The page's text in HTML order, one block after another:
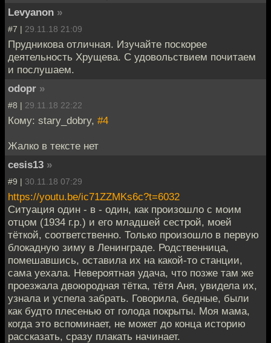
Levyanon »
#7 | 29.11.18 21:09
Прудникова отличная. Изучайте поскорее
деятельность Хрущева. С удовольствием почитаем
и послушаем.
odopr »
#8 | 29.11.18 22:22
Кому: stary_dobry, #4
Жалко в тексте нет
cesis13 »
#9 | 30.11.18 07:29
https://youtu.be/ic71ZZMKs6c?t=6032
Ситуация один - в - один, как произошло с моим
отцом (1934 г.р.) и его младшей сестрой, моей
тёткой, соответственно. Только произошло в первую
блокадную зиму в Ленинграде. Родственница,
помешавшись, оставила их на какой-то станции,
сама уехала. Невероятная удача, что позже там же
проезжала двоюродная тётка, тётя Аня, увидела их,
узнала и успела забрать. Говорила, бедные, были
как будто плесенью от голода покрыты. Моя мама,
когда это вспоминает, не может до конца историю
рассказать, сразу плакать начинает.